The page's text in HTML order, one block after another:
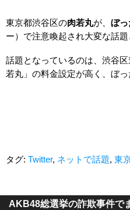
東京都渋谷区の肉若丸が、 ぼっ
ー）で注意喚起され大変な話題
話題となっているのは、渋谷
若丸」の料金設定が高く、ぼっ
タグ: Twitter, ネットで話題, 東
AKB48総選挙の詐欺事件で